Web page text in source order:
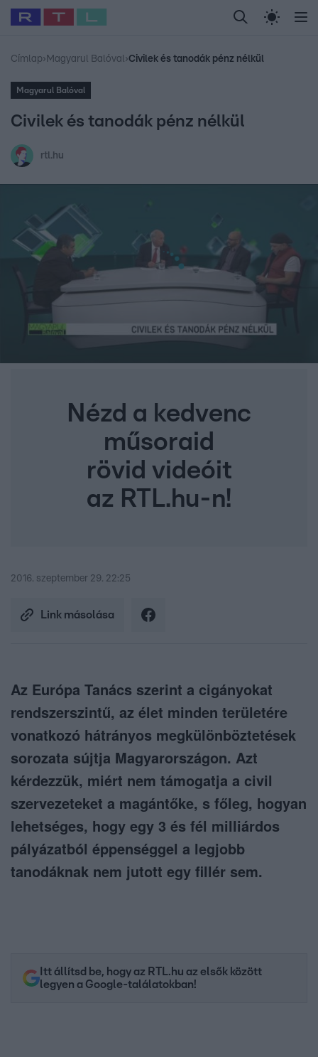
Legfrissebb RTL Híradó Randi Celeb vagyok,
Babits Marcella Most Wanted Gallusz
Címlap› Magyarul Balóval›Civilek és tanodák pénz nélkül
Magyarul Balóval
Civilek és tanodák pénz nélkül
rtl.hu
Nézd a kedvenc
műsoraid
rövid videóit
az RTL.hu-n!
2016. szeptember 29. 22:25
Link másolása
Az Európa Tanács szerint a cigányokat
rendszerszintű, az élet minden területére
vonatkozó hátrányos megkülönböztetések
sorozata sújtja Magyarországon. Azt
kérdezzük, miért nem támogatja a civil
szervezeteket a magántőke, s főleg, hogyan
lehetséges, hogy egy 3 és fél milliárdos
pályázatból éppenséggel a legjobb
tanodáknak nem jutott egy fillér sem.
Itt állítsd be, hogy az RTL.hu az elsők között
legyen a Google-találatokban!